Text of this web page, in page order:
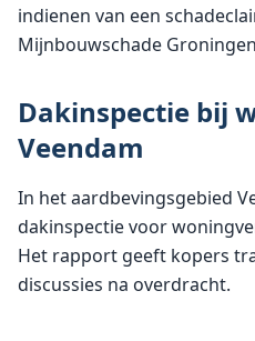
indienen van een
Mijnbouwschade
Dakinspectie bij
Veendam
In het aardbevingsgebied
dakinspectie voor
Het rapport geeft kopers
discussies na overdracht.